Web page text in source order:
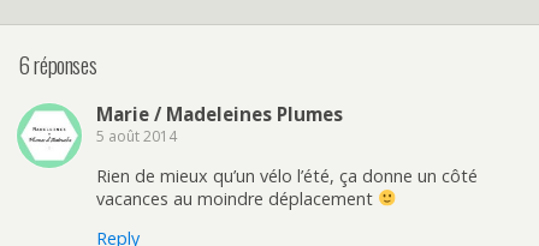
6 réponses
Marie / Madeleines Plumes
5 août 2014
Rien de mieux qu’un vélo l’été, ça donne un côté
vacances au moindre déplacement
Reply